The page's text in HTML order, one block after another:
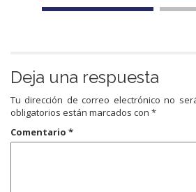
Deja una respuesta
Tu dirección de correo electrónico no
obligatorios están marcados con *
Comentario *